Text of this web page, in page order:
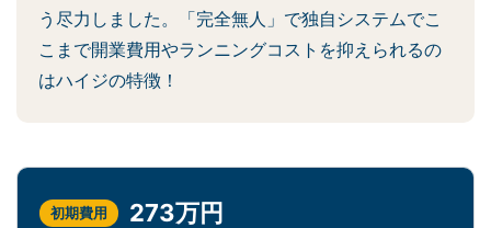
う尽力しました。「完全無人」で独自システムでこ
こまで開業費用やランニングコストを抑えられるの
はハイジの特徴！
初期費用 273万円